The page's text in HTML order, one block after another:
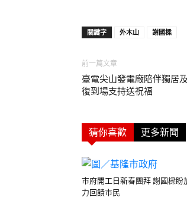
關鍵字 外木山 謝國樑
前一篇文章
臺電尖山發電廠陪伴獨居
復到場支持送祝福
猜你喜歡 更多新聞
市府開工日新春團拜 謝國樑盼
力回饋市民